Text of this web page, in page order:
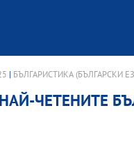
БЪЛГАРИСТИКА (БЪЛГАРСКИ
ЧЕТЕНИТЕ